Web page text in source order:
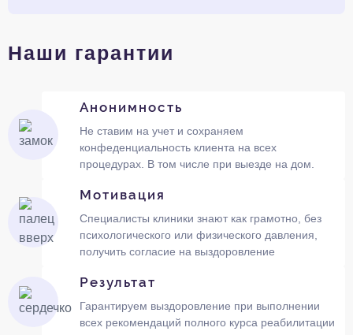
Наши гарантии
Анонимность
Не ставим на учет и сохраняем
конфеденциальность клиента на всех
процедурах. В том числе при выезде на дом.
Мотивация
Специалисты клиники знают как грамотно, без
психологического или физического давления,
получить согласие на выздоровление
Результат
Гарантируем выздоровление при выполнении
всех рекомендаций полного курса реабилитации